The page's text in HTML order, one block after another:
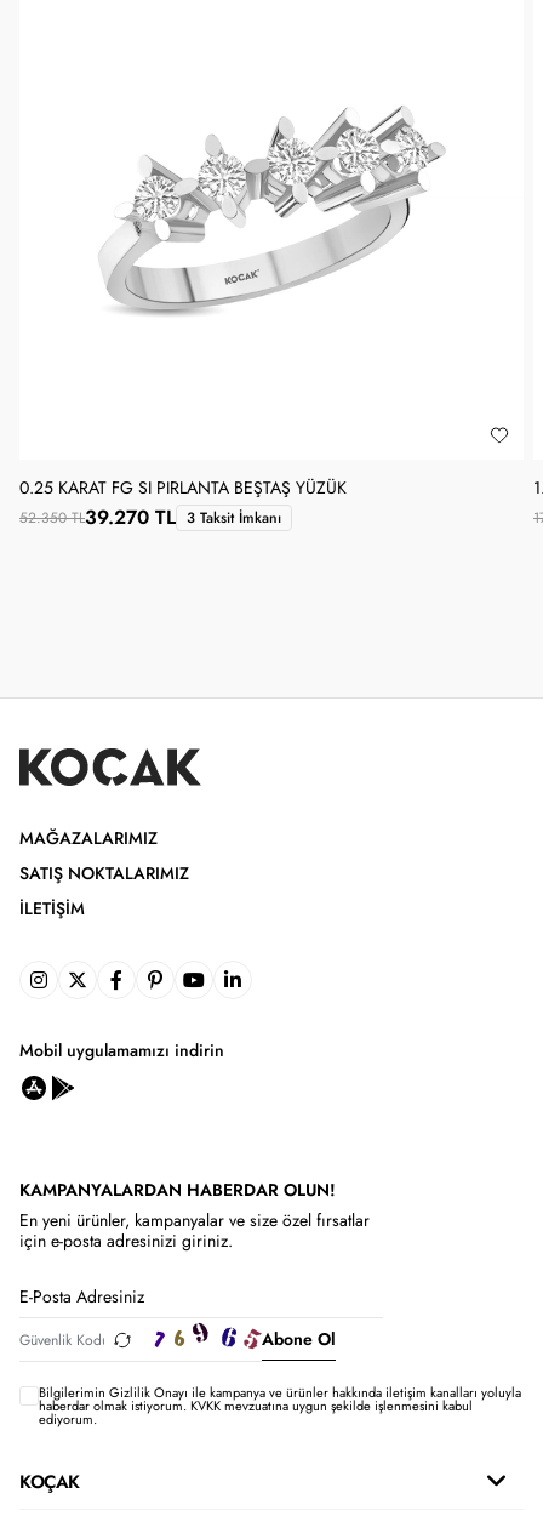
0.25 KARAT FG SI PIRLANTA BEŞTAŞ YÜZÜK
52.350 TL39.270 TL 3 Taksit İmkanı
MAĞAZALARIMIZ
SATIŞ NOKTALARIMIZ
İLETIŞIM
Mobil uygulamamızı indirin
KAMPANYALARDAN HABERDAR OLUN!
En yeni ürünler, kampanyalar ve size özel fırsatlar
için e-posta adresinizi giriniz.
Abone Ol
Bilgilerimin Gizlilik Onayı ile kampanya ve ürünler hakkında iletişim kanalları yoluyla
haberdar olmak istiyorum.KVKK mevzuatına uygun şekilde işlenmesini kabul
ediyorum.
KOÇAK